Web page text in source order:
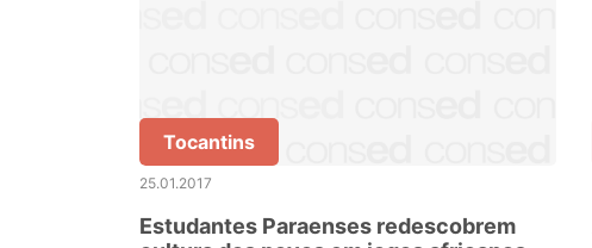
Tocantins
25.01.2017
Estudantes Paraenses redescobrem